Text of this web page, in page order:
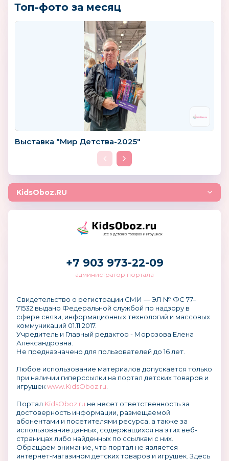
Топ-фото за месяц
Выставка "Мир Детства-2025"
KidsOboz.RU
Всё о детских товарах и игрушках
+7 903 973-22-09
администратор портала
Свидетельство о регистрации СМИ — ЭЛ № ФС 77–
71532 выдано Федеральной службой по надзору в
сфере связи, информационных технологий и массовых
коммуникаций 01.11.2017.
Учредитель и Главный редактор - Морозова Елена
Александровна.
Не предназначено для пользователей до 16 лет.
Любое использование материалов допускается только
при наличии гиперссылки на портал детских товаров и
игрушекwww.KidsOboz.ru.
Портал KidsOboz.ru не несет ответственность за
достоверность информации, размещаемой
абонентами и посетителями ресурса, а также за
использование данных, содержащихся на этих веб-
страницах либо найденных по ссылкам с них.
Обращаем внимание, что портал не является
интернет-магазином детских товаров и игрушек. Здесь